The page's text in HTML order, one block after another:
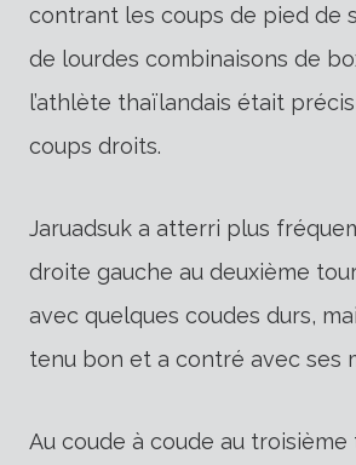
contrant les coups de pied de
de lourdes combinaisons de
l’athlète thaïlandais était
coups droits.
Jaruadsuk a atterri plus
droite gauche au deuxième
avec quelques coudes durs,
tenu bon et a contré avec ses
Au coude à coude au troisième